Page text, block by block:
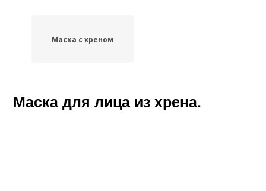
Маска с хреном
Маска для лица из хрена.